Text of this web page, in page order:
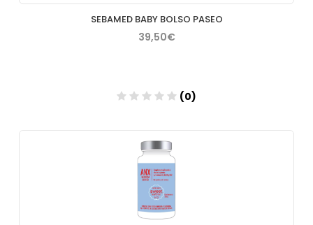
SEBAMED BABY BOLSO PASEO
39,50€
(0)
Añadir